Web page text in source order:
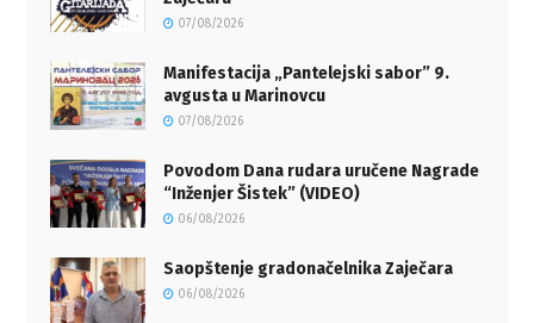
07/08/2026
Manifestacija „Pantelejski sabor” 9.
avgusta u Marinovcu
07/08/2026
Povodom Dana rudara uručene Nagrade
“Inženjer Šistek” (VIDEO)
06/08/2026
Saopštenje gradonačelnika Zaječara
06/08/2026